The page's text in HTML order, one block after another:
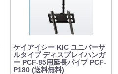
ケイアイシー KIC ユニバーサ
ルタイプ ディスプレイハンガ
ー PCF-85用延長パイプ PCF-
P180 (送料無料)